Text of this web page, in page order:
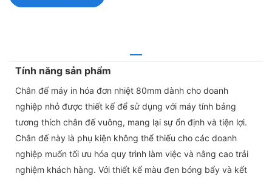
Tính năng sản phẩm
Chân đế máy in hóa đơn nhiệt 80mm dành cho doanh
nghiệp nhỏ được thiết kế để sử dụng với máy tính bảng
tương thích chân đế vuông, mang lại sự ổn định và tiện lợi.
Chân đế này là phụ kiện không thể thiếu cho các doanh
nghiệp muốn tối ưu hóa quy trình làm việc và nâng cao trải
nghiệm khách hàng. Với thiết kế màu đen bóng bẩy và kết